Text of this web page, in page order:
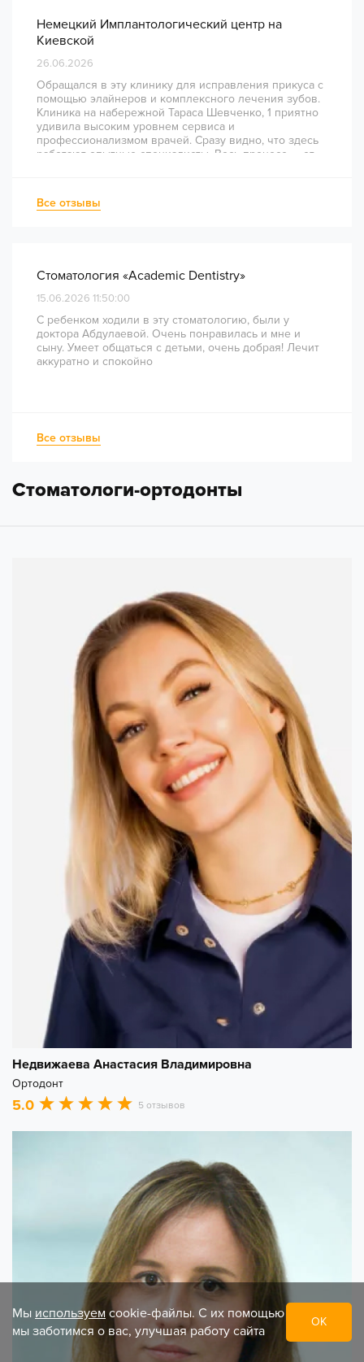
Немецкий Имплантологический центр на
Киевской
26.06.2026
Обращался в эту клинику для исправления прикуса с
помощью элайнеров и комплексного лечения зубов.
Клиника на набережной Тараса Шевченко, 1 приятно
удивила высоким уровнем сервиса и
профессионализмом врачей. Сразу видно, что здесь
работают опытные специалисты. Весь процесс — от
непростое перелечивание каналов прошло
комфортно и безболезненно. Рекомендую всем, кто
Все отзывы
Стоматология «Academic Dentistry»
15.06.2026 11:50:00
С ребенком ходили в эту стоматологию, были у
доктора Абдулаевой. Очень понравилась и мне и
сыну. Умеет общаться с детьми, очень добрая! Лечит
аккуратно и спокойно
Все отзывы
Стоматологи-ортодонты
Недвижаева Анастасия Владимировна
Ортодонт
5.0 5 отзывов
Мы используем cookie-файлы. С их помощью
мы заботимся о вас, улучшая работу сайта
ОК